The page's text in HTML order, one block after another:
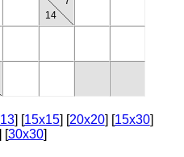
14
] [15x15] [20x20] [15x30]
[30x30]